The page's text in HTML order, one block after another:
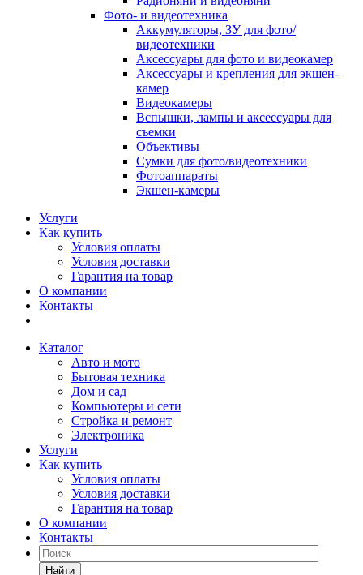
Фото- и видеотехника
Аккумуляторы, ЗУ для фото/
видеотехники
Аксессуары для фото и видеокамер
Аксессуары и крепления для экшен-
камер
Видеокамеры
Вспышки, лампы и аксессуары для
съемки
Объективы
Сумки для фото/видеотехники
Фотоаппараты
Экшен-камеры
Услуги
Как купить
Условия оплаты
Условия доставки
Гарантия на товар
О компании
Контакты
Каталог
Авто и мото
Бытовая техника
Дом и сад
Компьютеры и сети
Стройка и ремонт
Электроника
Услуги
Как купить
Условия оплаты
Условия доставки
Гарантия на товар
О компании
Контакты
Найти